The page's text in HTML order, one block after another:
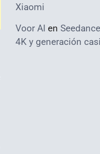
Xiaomi
Voor AI en
4K y generación